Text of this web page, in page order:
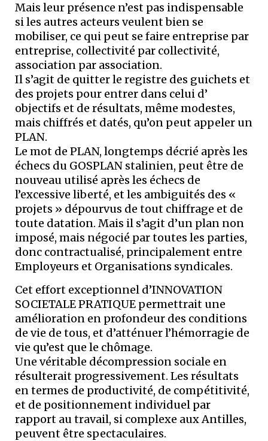
Mais leur présence n’est pas indispensable
si les autres acteurs veulent bien se
mobiliser, ce qui peut se faire entreprise par
entreprise, collectivité par collectivité,
association par association.
Il s’agit de quitter le registre des guichets et
des projets pour entrer dans celui d’
objectifs et de résultats, même modestes,
mais chiffrés et datés, qu’on peut appeler un
PLAN.
Le mot de PLAN, longtemps décrié après les
échecs du GOSPLAN stalinien, peut être de
nouveau utilisé après les échecs de
l’excessive liberté, et les ambiguités des «
projets » dépourvus de tout chiffrage et de
toute datation. Mais il s’agit d’un plan non
imposé, mais négocié par toutes les parties,
donc contractualisé, principalement entre
Employeurs et Organisations syndicales.
Cet effort exceptionnel d’INNOVATION
SOCIETALE PRATIQUE permettrait une
amélioration en profondeur des conditions
de vie de tous, et d’atténuer l’hémorragie de
vie qu’est que le chômage.
Une véritable décompression sociale en
résulterait progressivement. Les résultats
en termes de productivité, de compétitivité,
et de positionnement individuel par
rapport au travail, si complexe aux Antilles,
peuvent être spectaculaires.